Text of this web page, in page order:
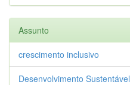
Assunto
crescimento inclusivo
Desenvolvimento Sustentável